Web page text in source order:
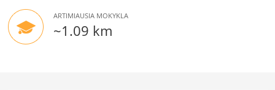
ARTIMIAUSIA MOKYKLA
~1.09 km